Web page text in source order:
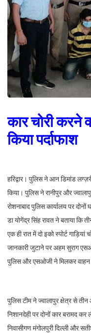
कार चोरी करने
किया पर्दाफाश
हरिद्वार। पुलिस ने आन डिमांड
किया। पुलिस ने रानीपुर और
रोशनाबाद पुलिस कार्यालय पर
डा योगेंद्र सिंह रावत ने बताया कि
एक ही रात में दो इको स्पोर्ट गाड़ियां
जानकारी जुटाने पर अहम सुराग
पुलिस और एसओजी ने मिलकर वाहन
पुलिस टीम ने ज्वालापुर क्षेत्र से तीन
निशानदेही पर दोनों कार बरामद
निवासीगण मंगोलपुरी दिल्ली और